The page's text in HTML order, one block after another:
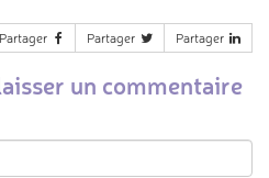
Partager Partager Partager
un commentaire